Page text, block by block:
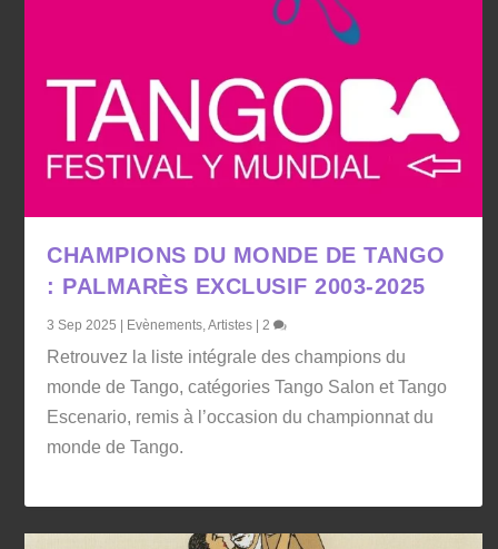
CHAMPIONS DU MONDE DE TANGO
: PALMARÈS EXCLUSIF 2003-2025
3 Sep 2025 | Evènements ,Artistes | 2
Retrouvez la liste intégrale des champions du
monde de Tango, catégories Tango Salon et Tango
Escenario, remis à l’occasion du championnat du
monde de Tango.